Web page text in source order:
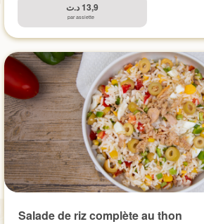
13,9د.ت
par assiette
Salade de riz complète au thon